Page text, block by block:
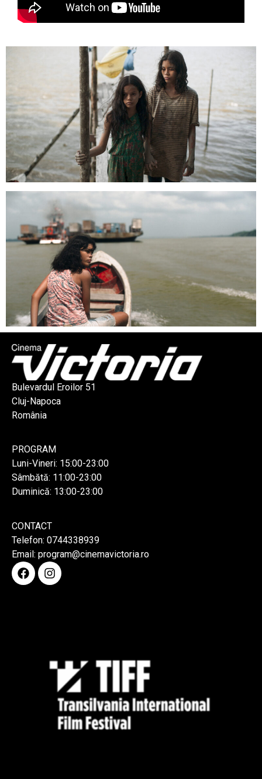
Bulevardul Eroilor 51
Cluj-Napoca
România
PROGRAM
Luni-Vineri: 15:00-23:00
Sâmbătă: 11:00-23:00
Duminică: 13:00-23:00
CONTACT
Telefon: 0744338939
Email: program@cinemavictoria.ro